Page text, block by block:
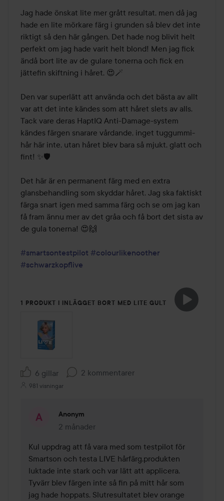
​Jag hade önskat lite mer grått resultat, men då jag
hade en lite mörkare färg i grunden så blev det inte
riktigt så den här gången. Det hade nog blivit helt
perfekt om jag hade varit helt blond! Men jag fick
ändå bort lite av de gulare tonerna och fick en
jättefin skiftning i håret. 😍🪄
​Den var superlätt att använda och det bästa av allt
var att det inte kändes som att håret slets av alls.
Tack vare deras HaptIQ Anti-Damage-system
kändes färgen snarare vårdande, inget tuggummi-
hår här inte, utan håret blev bara så mjukt, glatt och
fint! ✨🛡️
​Det här är en permanent färg med en extra
glansbehandling som skyddar håret. Jag ska faktiskt
färga snart igen med samma färg och se om jag kan
få fram ännu mer av det gråa och få bort det sista av
de gula tonerna! 😍🙌
#smartsontestpilot #colourlikenoother
#schwarzkopflive
1 PRODUKT I INLÄGGET BORT MED LITE GULT
6 gillar 2 kommentarer
981 visningar
Anonym
2 månader
Kommentaren lades 2 månader
Kul uppdrag att få vara med som testpilot för
Smartson och testa LIVE hårfärg.produkten
luktade inte stark och var lätt att applicera.
Tyvärr blev färgen inte så fin på mitt hår som
jag hade hoppats. Slutresultatet blev orange